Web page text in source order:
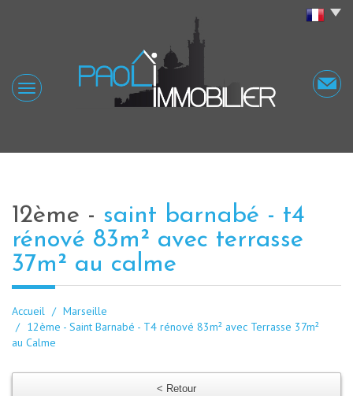
12ème - saint barnabé - t4
rénové 83m² avec terrasse
37m² au calme
Accueil
Marseille
12ème - Saint Barnabé - T4 rénové 83m² avec Terrasse 37m²
au Calme
< Retour